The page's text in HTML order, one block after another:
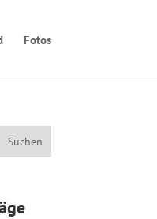
Fotos